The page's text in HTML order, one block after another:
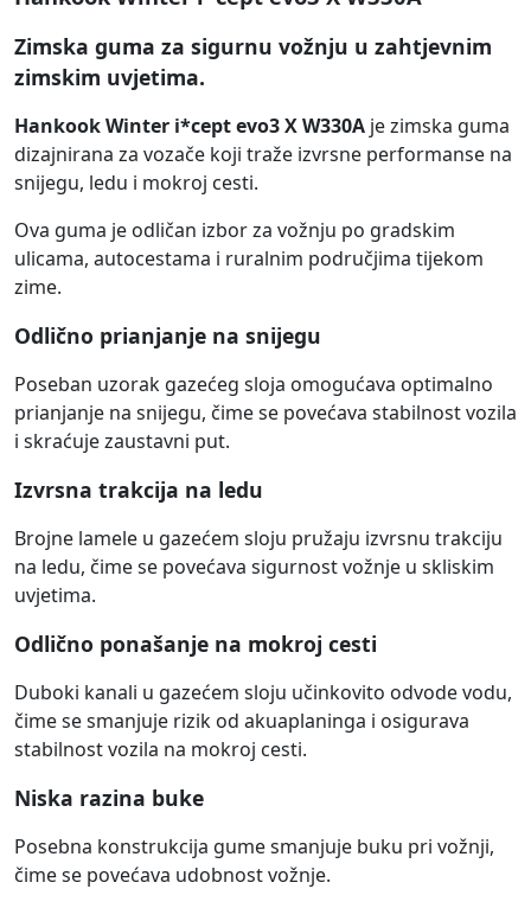
Zimska guma za sigurnu vožnju u zahtjevnim
zimskim uvjetima.
Hankook Winter i*cept evo3 X W330A je zimska guma
dizajnirana za vozače koji traže izvrsne performanse na
snijegu, ledu i mokroj cesti.
Ova guma je odličan izbor za vožnju po gradskim
ulicama, autocestama i ruralnim područjima tijekom
zime.
Odlično prianjanje na snijegu
Poseban uzorak gazećeg sloja omogućava optimalno
prianjanje na snijegu, čime se povećava stabilnost vozila
i skraćuje zaustavni put.
Izvrsna trakcija na ledu
Brojne lamele u gazećem sloju pružaju izvrsnu trakciju
na ledu, čime se povećava sigurnost vožnje u skliskim
uvjetima.
Odlično ponašanje na mokroj cesti
Duboki kanali u gazećem sloju učinkovito odvode vodu,
čime se smanjuje rizik od akuaplaninga i osigurava
stabilnost vozila na mokroj cesti.
Niska razina buke
Posebna konstrukcija gume smanjuje buku pri vožnji,
čime se povećava udobnost vožnje.